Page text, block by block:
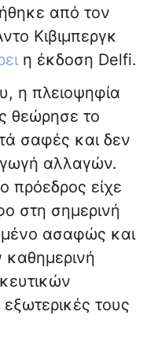
από τον
Κιβιμπεργκ
η έκδοση Delfi.
η πλειοψηφία
θεώρησε το
σαφές και δεν
αλλαγών.
πρόεδρος είχε
στη σημερινή
ασαφώς και
καθημερινή
τους